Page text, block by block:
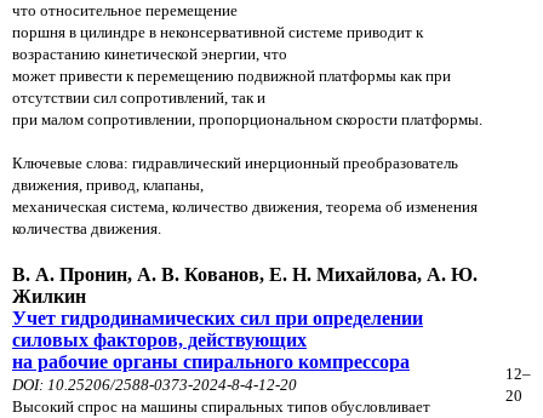
что относительное перемещение
поршня в цилиндре в неконсервативной системе приводит к
возрастанию кинетической энергии, что
может привести к перемещению подвижной платформы как при
отсутствии сил сопротивлений, так и
при малом сопротивлении, пропорциональном скорости платформы.
Ключевые слова: гидравлический инерционный преобразователь
движения, привод, клапаны,
механическая система, количество движения, теорема об изменения
количества движения.
В. А. Пронин, А. В. Кованов, Е. Н. Михайлова, А. Ю.
Жилкин
Учет гидродинамических сил при определении
силовых факторов, действующих
на рабочие органы спирального компрессора
DOI: 10.25206/2588-0373-2024-8-4-12-20
Высокий спрос на машины спиральных типов обусловливает
12–
20